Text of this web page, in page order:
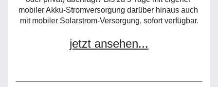
mobiler Akku-Stromversorgung darüber hinaus auch
mit mobiler Solarstrom-Versorgung, sofort verfügbar.
jetzt ansehen...